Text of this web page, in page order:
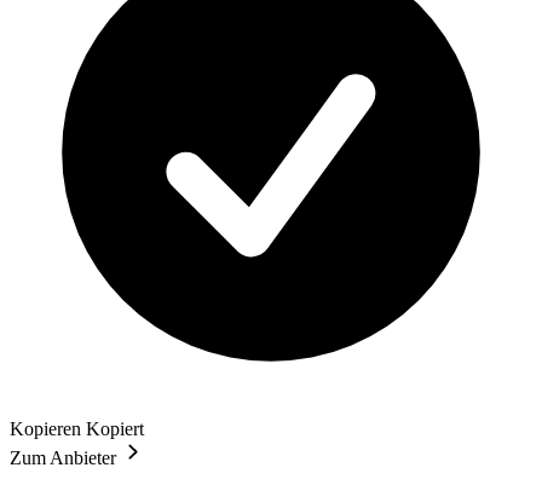
Kopieren Kopiert
Zum Anbieter